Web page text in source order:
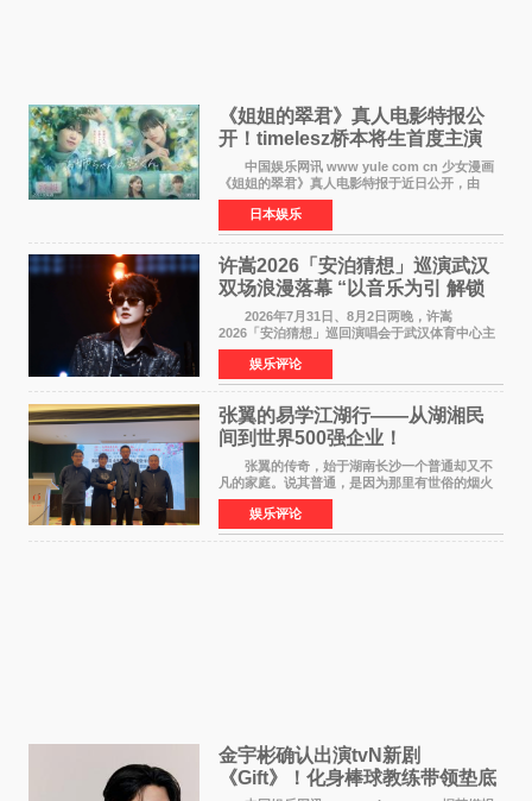
《姐姐的翠君》真人电影特报公
开！timelesz桥本将生首度主演
12月4日上映
中国娱乐网讯 www yule com cn 少女漫画
《姐姐的翠君》真人电影特报于近日公开，由
timelesz成员桥本将生担任主演，这也是他首次
担任电影主演，引发高度关注。 女高中生咲
苗翠（中岛瑠菜
日本娱乐
许嵩2026「安泊猜想」巡演武汉
双场浪漫落幕 “以音乐为引 解锁
江城记忆”
2026年7月31日、8月2日两晚，许嵩
2026「安泊猜想」巡回演唱会于武汉体育中心主
体育场盛大开唱。许嵩与数万歌迷在此相聚，从
浪漫惬意的舞台设计到充满诚意与惊喜的现场互
动，共同开启了一场关于
娱乐评论
张翼的易学江湖行——从湖湘民
间到世界500强企业！
张翼的传奇，始于湖南长沙一个普通却又不
凡的家庭。说其普通，是因为那里有世俗的烟火
气；说其不凡，是因为家中有一位洞悉天地玄机
的长者——他的爷爷。作为当地的风水师，爷爷
是张翼走进易学
娱乐评论
金宇彬确认出演tvN新剧
《Gift》！化身棒球教练带领垫底